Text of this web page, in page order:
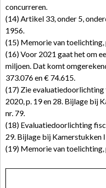
concurreren.
(14) Artikel 33, onder 5,
1956.
(15) Memorie van
(16) Voor 2021 gaat het om
miljoen. Dat komt
373.076 en € 74.615.
(17) Zie evaluatiedoorlichting
2020, p. 19 en 28. Bijlage bij
nr. 79.
(18) Evaluatiedoorlichting
29. Bijlage bij Kamerstukken
(19) Memorie van toelichting,